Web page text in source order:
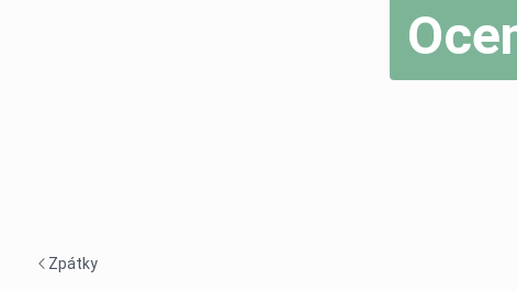
Navigace zpět -
Zpátky